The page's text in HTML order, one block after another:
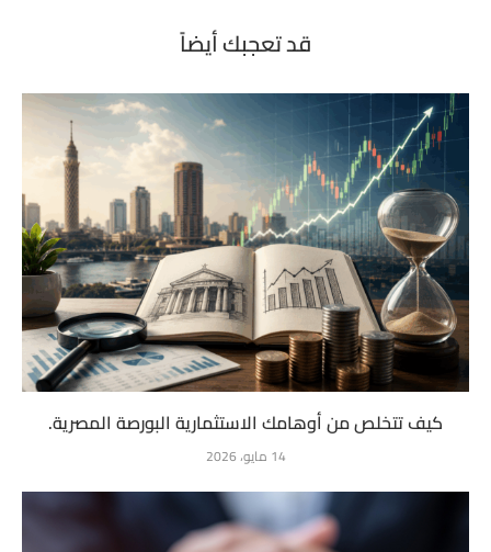
قد تعجبك أيضاً
كيف تتخلص من أوهامك الاستثمارية البورصة المصرية.
14 مايو، 2026